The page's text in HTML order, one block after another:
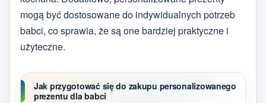
mogą być dostosowane do indywidualnych potrzeb
babci, co sprawia, że są one bardziej praktyczne i
użyteczne.
Jak przygotować się do zakupu personalizowanego
prezentu dla babci